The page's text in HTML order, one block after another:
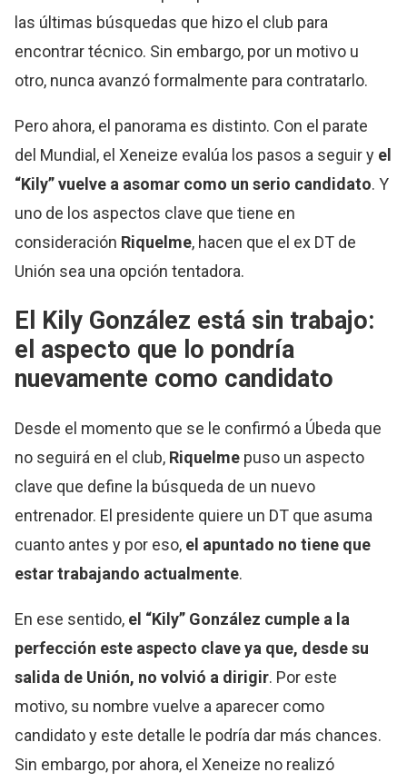
las últimas búsquedas que hizo el club para
encontrar técnico. Sin embargo, por un motivo u
otro, nunca avanzó formalmente para contratarlo.
Pero ahora, el panorama es distinto. Con el parate
del Mundial, el Xeneize evalúa los pasos a seguir y el
“Kily” vuelve a asomar como un serio candidato. Y
uno de los aspectos clave que tiene en
consideración Riquelme, hacen que el ex DT de
Unión sea una opción tentadora.
El Kily González está sin trabajo:
el aspecto que lo pondría
nuevamente como candidato
Desde el momento que se le confirmó a Úbeda que
no seguirá en el club, Riquelme puso un aspecto
clave que define la búsqueda de un nuevo
entrenador. El presidente quiere un DT que asuma
cuanto antes y por eso, el apuntado no tiene que
estar trabajando actualmente.
En ese sentido, el “Kily” González cumple a la
perfección este aspecto clave ya que, desde su
salida de Unión, no volvió a dirigir. Por este
motivo, su nombre vuelve a aparecer como
candidato y este detalle le podría dar más chances.
Sin embargo, por ahora, el Xeneize no realizó